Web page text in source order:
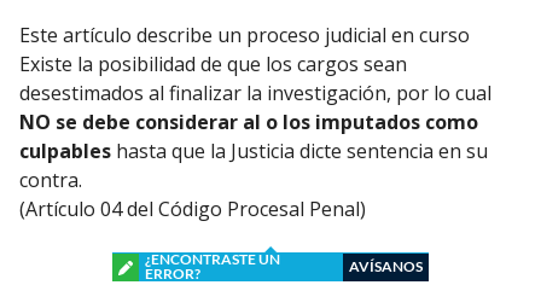
Este artículo describe un proceso judicial en curso
Existe la posibilidad de que los cargos sean
desestimados al finalizar la investigación, por lo cual
NO se debe considerar al o los imputados como
culpables hasta que la Justicia dicte sentencia en su
contra.
(Artículo 04 del Código Procesal Penal)
¿ENCONTRASTE UN
ERROR?
AVÍSANOS